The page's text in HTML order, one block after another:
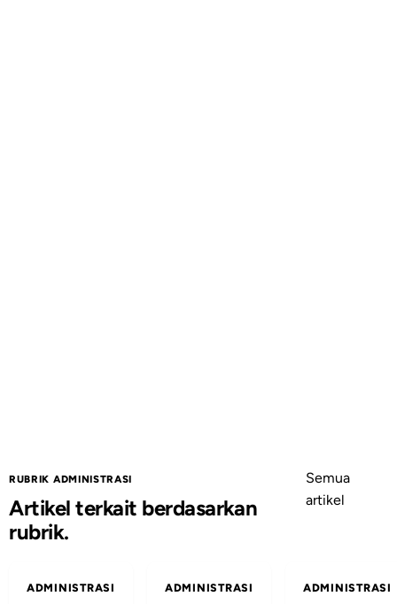
RUBRIK ADMINISTRASI
Artikel terkait berdasarkan
rubrik.
Semua
artikel
ADMINISTRASI ADMINISTRASI ADMINISTRASI